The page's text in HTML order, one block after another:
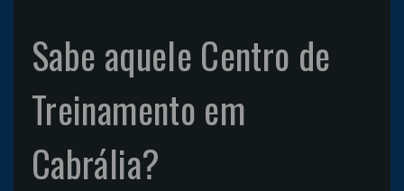
Sabe aquele Centro de
Treinamento em
Cabrália?